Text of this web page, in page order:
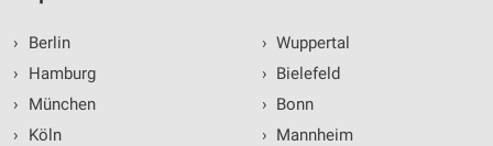
›
Berlin
›
Hamburg
›
München
›
Köln
› Wuppertal
› Bielefeld
› Bonn
› Mannheim